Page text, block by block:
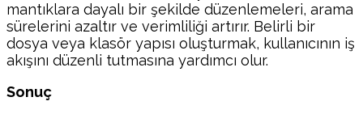
mantıklara dayalı bir şekilde düzenlemeleri, arama
sürelerini azaltır ve verimliliği artırır. Belirli bir
dosya veya klasör yapısı oluşturmak, kullanıcının iş
akışını düzenli tutmasına yardımcı olur.
Sonuç